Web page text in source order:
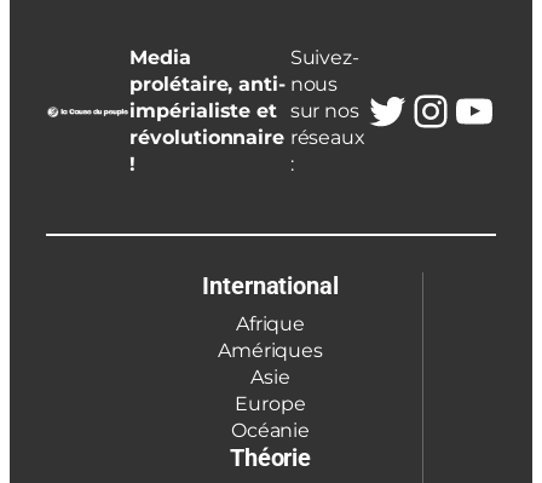
Media
prolétaire, anti-
impérialiste et
révolutionnaire
!
Suivez-
nous
sur nos
réseaux
:
Twitter
International
Afrique
Amériques
Asie
Europe
Océanie
Théorie